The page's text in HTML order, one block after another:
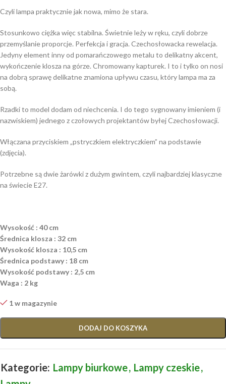
Czyli lampa praktycznie jak nowa, mimo że stara.
Stosunkowo ciężka więc stabilna. Świetnie leży w ręku, czyli dobrze
przemyślanie proporcje. Perfekcja i gracja. Czechosłowacka rewelacja.
Jedyny element inny od pomarańczowego metalu to delikatny akcent,
wykończenie klosza na górze. Chromowany kapturek. I to i tylko on nosi
na dobrą sprawę delikatne znamiona upływu czasu, który lampa ma za
sobą.
Rzadki to model dodam od niechcenia. I do tego sygnowany imieniem (i
nazwiskiem) jednego z czołowych projektantów byłej Czechosłowacji.
Włączana przyciskiem „pstryczkiem elektryczkiem” na podstawie
(zdjęcia).
Potrzebne są dwie żarówki z dużym gwintem, czyli najbardziej klasyczne
na świecie E27.
Wysokość : 40 cm
Średnica klosza : 32 cm
Wysokość klosza : 10,5 cm
Średnica podstawy : 18 cm
Wysokość podstawy : 2,5 cm
Waga : 2 kg
1 w magazynie
DODAJ DO KOSZYKA
Kategorie: Lampy biurkowe, Lampy czeskie,